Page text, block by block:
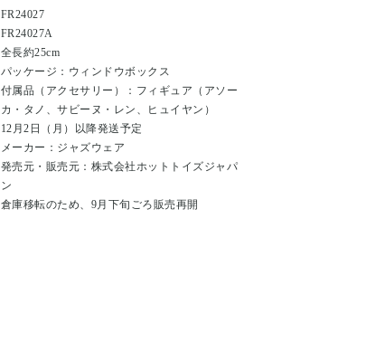
FR24027
FR24027A
全長約25cm
パッケージ：ウィンドウボックス
付属品（アクセサリー）：フィギュア（アソー
カ・タノ、サビーヌ・レン、ヒュイヤン）
12月2日（月）以降発送予定
メーカー：ジャズウェア
発売元・販売元：株式会社ホットトイズジャパ
ン
倉庫移転のため、9月下旬ごろ販売再開